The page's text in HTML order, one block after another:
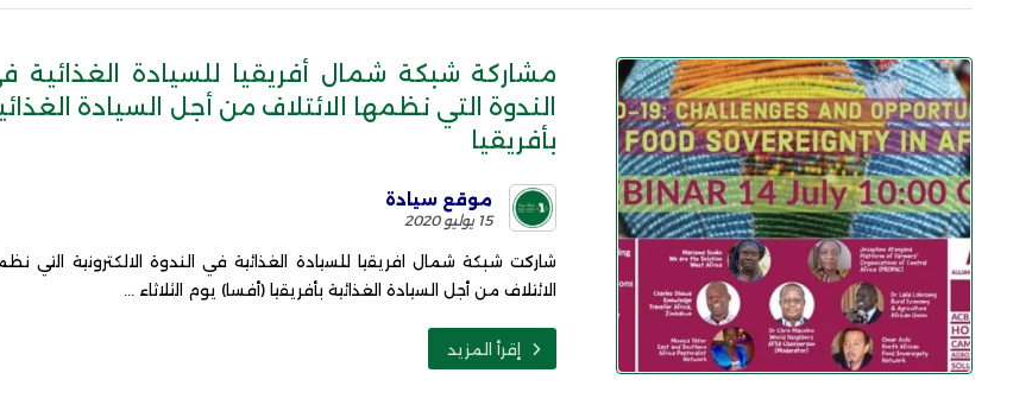
مشاركة شبكة شمال أفريقيا للسيادة الغذائية
الندوة التي نظمها الائتلاف من أجل السيادة
بأفريقيا
موقع سيادة
15 يوليو 2020
شاركت شبكة شمال افريقيا للسيادة الغذائية في الندوة الالكترونية التي
الائتلاف من أجل السيادة الغذائية بأفريقيا (أفسا) يوم الثلاثاء ...
إقرأ المزيد